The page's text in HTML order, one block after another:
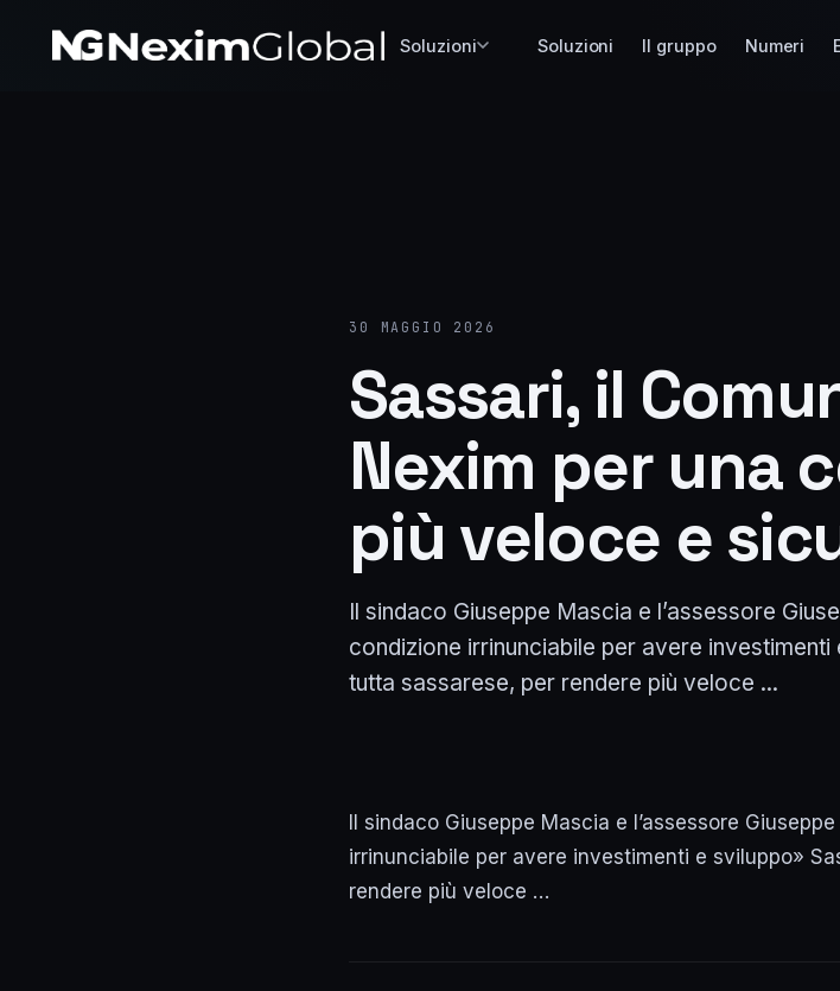
Soluzioni Soluzioni Il gruppo Numeri
30 MAGGIO 2026
Sassari, il
Nexim per una
più veloce e
Il sindaco Giuseppe Mascia e l’assessore
condizione irrinunciabile per avere
tutta sassarese, per rendere più veloce ...
Il sindaco Giuseppe Mascia e l’assessore
irrinunciabile per avere investimenti e sviluppo»
rendere più veloce …